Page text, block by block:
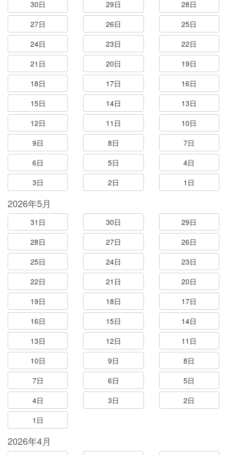
30日 29日
28日
27日
26日
25日
24日
23日
22日
21日
20日
19日
18日
17日
16日
15日
14日
13日
12日
11日
10日
9日
8日
7日
6日
5日
4日
3日
2日 1日
2026年5月
31日 30日
29日
28日
27日
26日
25日
24日
23日
22日
21日
20日
19日
18日
17日
16日
15日
14日
13日
12日
11日
10日
9日
8日
7日
6日
5日
4日
3日
2日
1日
2026年4月